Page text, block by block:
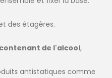
des étagères.
de l'alcool,
antistatiques comme